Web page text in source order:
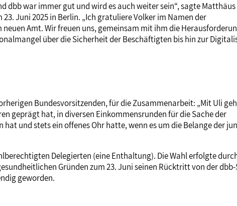
dbb war immer gut und wird es auch weiter sein“, sagte Matthäus
Juni 2025 in Berlin. „Ich gratuliere Volker im Namen der
Amt. Wir freuen uns, gemeinsam mit ihm die
über die Sicherheit der Beschäftigten bis hin zur
Bundesvorsitzenden, für die Zusammenarbeit: „Mit Uli
geprägt hat, in diversen Einkommensrunden für die Sache der
und stets ein offenes Ohr hatte, wenn es um die Belange der
Delegierten (eine Enthaltung). Die Wahl erfolgte
Gründen zum 23. Juni seinen Rücktritt von der
geworden.